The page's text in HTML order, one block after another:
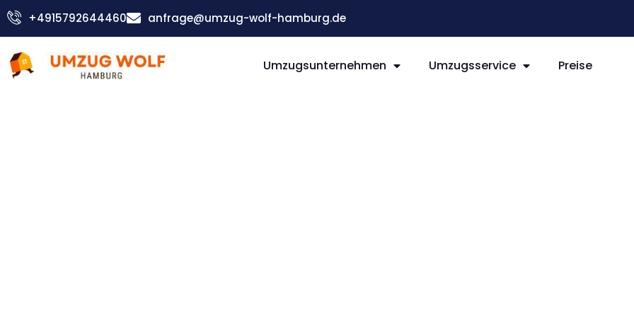
Zum
Inhalt
+4915792644460 anfrage@umzug-wolf-hamburg.de
Umzugsunternehmen Umzugsservice Preise